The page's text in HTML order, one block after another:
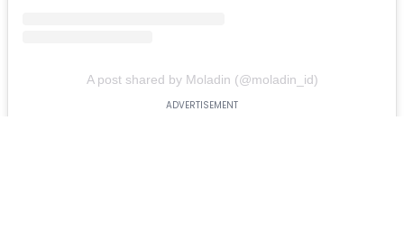
A post shared by Moladin (@moladin_id)